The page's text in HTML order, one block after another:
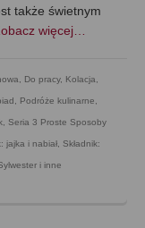
także świetnym
więcej…
, Do pracy, Kolacja,
, Podróże kulinarne,
, Seria 3 Proste Sposoby
jajka i nabiał, Składnik:
i inne